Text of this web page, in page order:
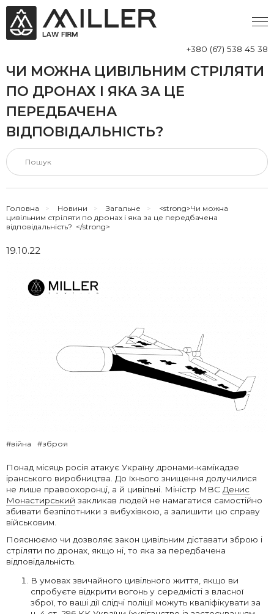
+380 (67) 538 45 38
ЧИ МОЖНА ЦИВІЛЬНИМ СТРІЛЯТИ
ПО ДРОНАХ І ЯКА ЗА ЦЕ
ПЕРЕДБАЧЕНА
ВІДПОВІДАЛЬНІСТЬ?
Головна > Новини > Загальне >
<strong>Чи можна
цивільним стріляти по дронах і яка за це передбачена
відповідальність? </strong>
19.10.22
#війна #зброя
Понад місяць росія атакує Україну дронами-камікадзе
іранського виробництва. До їхнього знищення долучилися
не лише правоохоронці, а й цивільні. Міністр МВС Денис
Монастирський закликав людей не намагатися самостійно
збивати безпілотники з вибухівкою, а залишити цю справу
військовим.
Пояснюємо чи дозволяє закон цивільним діставати зброю і
стріляти по дронах, якщо ні, то яка за передбачена
відповідальність.
В умовах звичайного цивільного життя, якщо ви
спробуєте відкрити вогонь у середмісті з власної
зброї, то ваші дії слідчі поліції можуть кваліфікувати за